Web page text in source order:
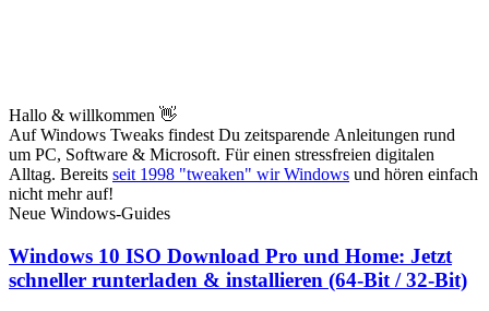
Hallo & willkommen 👋
Auf Windows Tweaks findest Du zeitsparende Anleitungen rund
um PC, Software & Microsoft. Für einen stressfreien digitalen
Alltag. Bereits seit 1998 "tweaken" wir Windows und hören einfach
nicht mehr auf!
Neue Windows-Guides
Windows 10 ISO Download Pro und Home: Jetzt
schneller runterladen & installieren (64-Bit / 32-Bit)